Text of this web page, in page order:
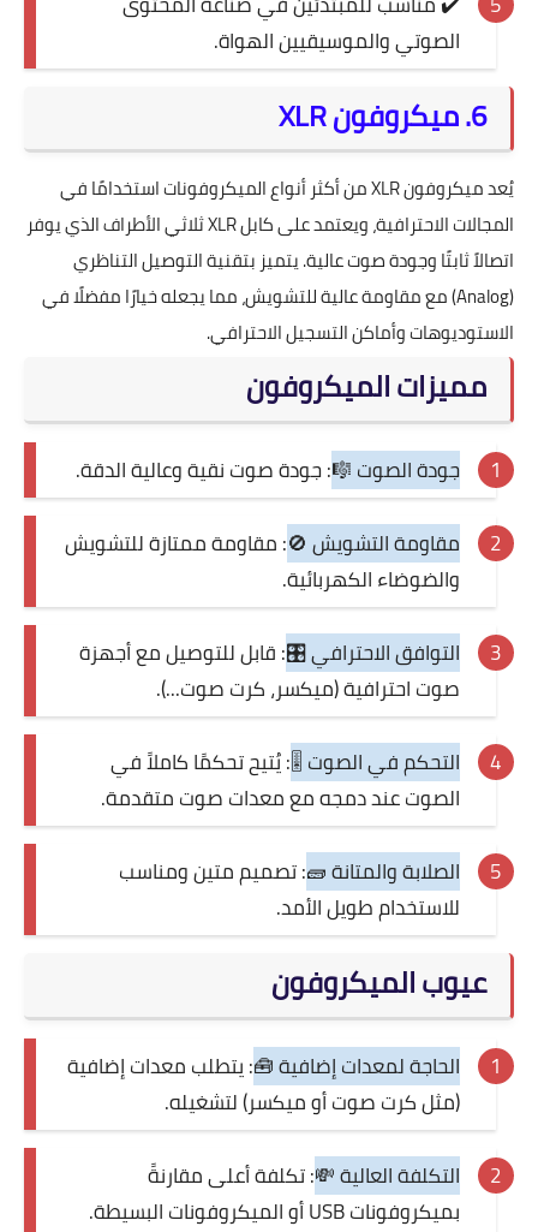
الصوتي والموسيقيين الهواة.
6. ميكروفون XLR
يُعد ميكروفون XLR من أكثر أنواع الميكروفونات استخدامًا في
المجالات الاحترافية، ويعتمد على كابل XLR ثلاثي الأطراف الذي يوفر
اتصالاً ثابتًا وجودة صوت عالية. يتميز بتقنية التوصيل التناظري
(Analog) مع مقاومة عالية للتشويش، مما يجعله خيارًا مفضلًا في
الاستوديوهات وأماكن التسجيل الاحترافي.
مميزات الميكروفون
جودة الصوت 🎼: جودة صوت نقية وعالية الدقة.
مقاومة التشويش 🚫: مقاومة ممتازة للتشويش
والضوضاء الكهربائية.
التوافق الاحترافي 🎛️: قابل للتوصيل مع أجهزة
صوت احترافية (ميكسر، كرت صوت...).
التحكم في الصوت 🎚️: يُتيح تحكمًا كاملاً في
الصوت عند دمجه مع معدات صوت متقدمة.
الصلابة والمتانة 🧱: تصميم متين ومناسب
للاستخدام طويل الأمد.
عيوب الميكروفون
الحاجة لمعدات إضافية 🧰: يتطلب معدات إضافية
(مثل كرت صوت أو ميكسر) لتشغيله.
التكلفة العالية 💸: تكلفة أعلى مقارنةً
بميكروفونات USB أو الميكروفونات البسيطة.